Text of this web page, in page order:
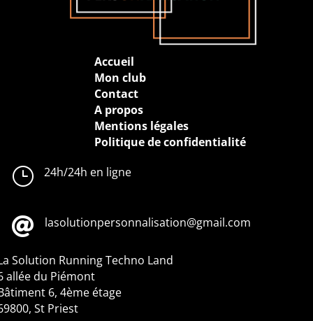
Accueil
Mon club
Contact
A propos
Mentions légales
Politique de confidentialité
} 24h/24h en ligne
 lasolutionpersonnalisation@gmail.com
Solution RunningTechno Land
allée du Piémont
6, 4ème étage
St Priest